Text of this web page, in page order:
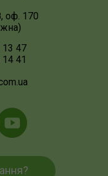
оф. 170
13 47
41